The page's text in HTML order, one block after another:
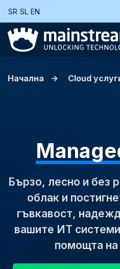
SR SL EN
Начална Cloud
Бързо, лесно и без
облак и
гъвкавост,
вашите ИТ
помощта на